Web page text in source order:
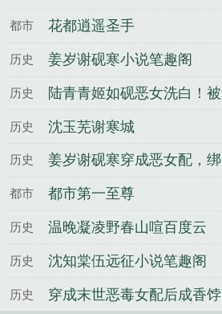
整版
女配后成香饽饽了百度云
都市 花都逍遥圣手
历史 姜岁谢砚寒小说笔趣阁
历史
陆青青姬如砚恶女洗白！被
祸害的一家人有救了百度云
历史 沈玉芜谢寒城
历史
姜岁谢砚寒穿成恶女配，绑
定阴湿反派黑化前百度云
都市 都市第一至尊
历史 温晚凝凌野春山喧百度云
历史 沈知棠伍远征小说笔趣阁
历史
穿成末世恶毒女配后成香饽